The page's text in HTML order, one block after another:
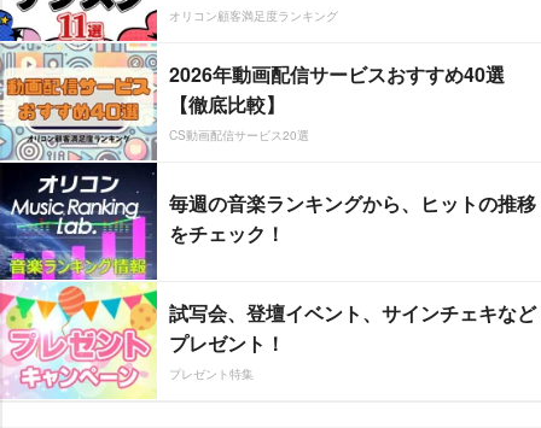
オリコン顧客満足度ランキング
2026年動画配信サービスおすすめ40選
【徹底比較】
CS動画配信サービス20選
毎週の音楽ランキングから、ヒットの推移
をチェック！
試写会、登壇イベント、サインチェキなど
プレゼント！
プレゼント特集